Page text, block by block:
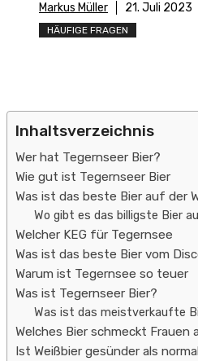
Markus Müller 21. Juli 2023
HÄUFIGE FRAGEN
Inhaltsverzeichnis
Wer hat Tegernseer Bier?
Wie gut ist Tegernseer Bier
Was ist das beste Bier auf der
Wo gibt es das billigste Bier
Welcher KEG für Tegernsee
Was ist das beste Bier vom
Warum ist Tegernsee so teuer
Was ist Tegernseer Bier?
Was ist das meistverkaufte
Welches Bier schmeckt Frauen
Ist Weißbier gesünder als